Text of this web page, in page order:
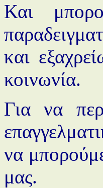
Και
και
κοινωνία.
Για να
να
μας.